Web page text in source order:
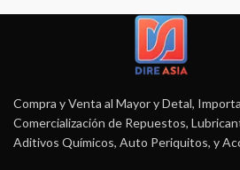
Compra y Venta al Mayor y Detal,
Comercialización de Repuestos,
Aditivos Químicos, Auto Periquitos, y